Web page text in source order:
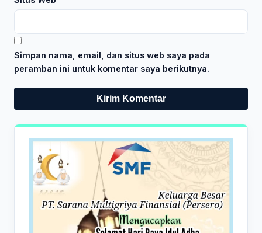
Simpan nama, email, dan situs web saya pada
peramban ini untuk komentar saya berikutnya.